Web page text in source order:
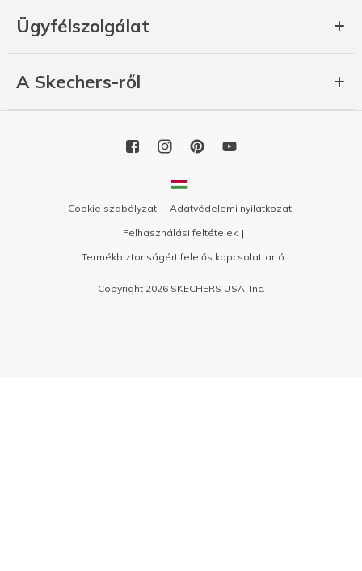
Ügyfélszolgálat
A Skechers-ről
Cookie szabályzat
Adatvédelemi nyilatkozat
Felhasználási feltételek
Termékbiztonságért felelős kapcsolattartó
Copyright 2026 SKECHERS USA, Inc.